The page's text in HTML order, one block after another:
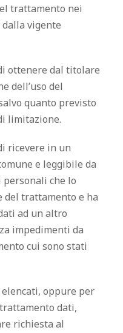
trattamento nei
vigente
ottenere dal titolare
dell’uso del
quanto previsto
limitazione.
ricevere in un
e leggibile da
che lo
trattamento e ha
ad un altro
impedimenti da
cui sono stati
oppure per
dati,
richiesta al